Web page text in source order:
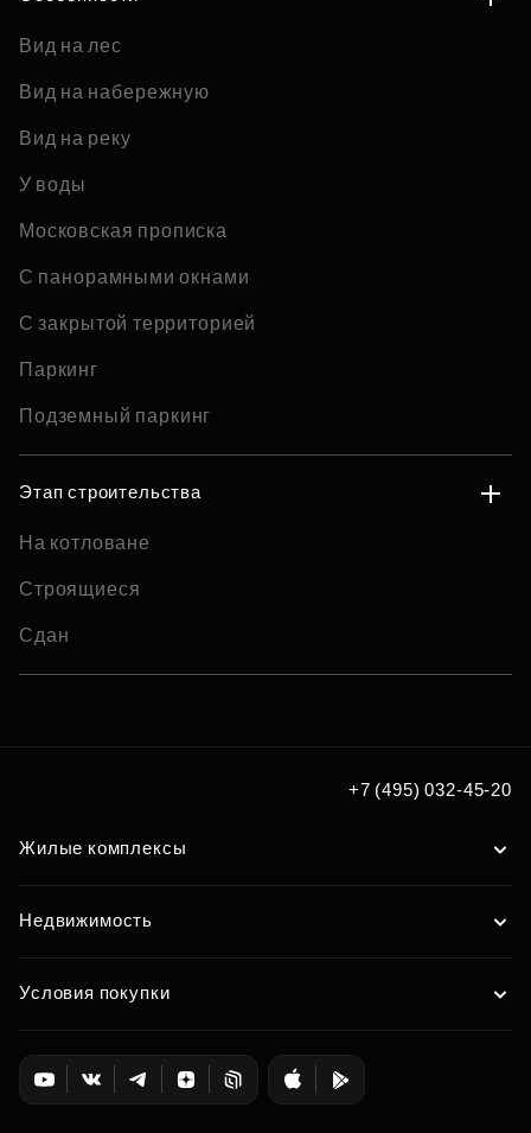
Вид на лес
Вид на набережную
Вид на реку
У воды
Московская прописка
С панорамными окнами
С закрытой территорией
Паркинг
Подземный паркинг
Этап строительства
На котловане
Строящиеся
Сдан
+7 (495) 032-45-20
Жилые комплексы
Недвижимость
Условия покупки